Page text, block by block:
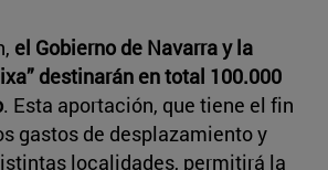
el Gobierno de Navarra y la
destinarán en total 100.000
. Esta aportación, que tiene el fin
gastos de desplazamiento y
localidades, permitirá la